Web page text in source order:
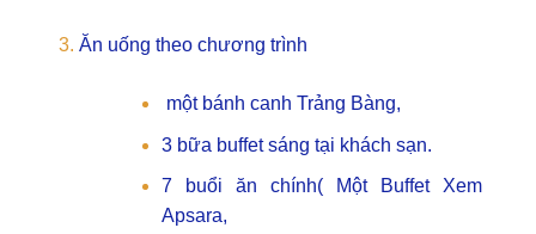
Ăn uống theo chương trình
một bánh canh Trảng Bàng,
3 bữa buffet sáng tại khách sạn.
7 buổi ăn chính( Một Buffet Xem
Apsara,